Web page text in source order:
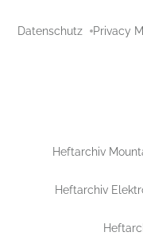
Datenschutz Privacy
Heftarchiv
Heftarchiv